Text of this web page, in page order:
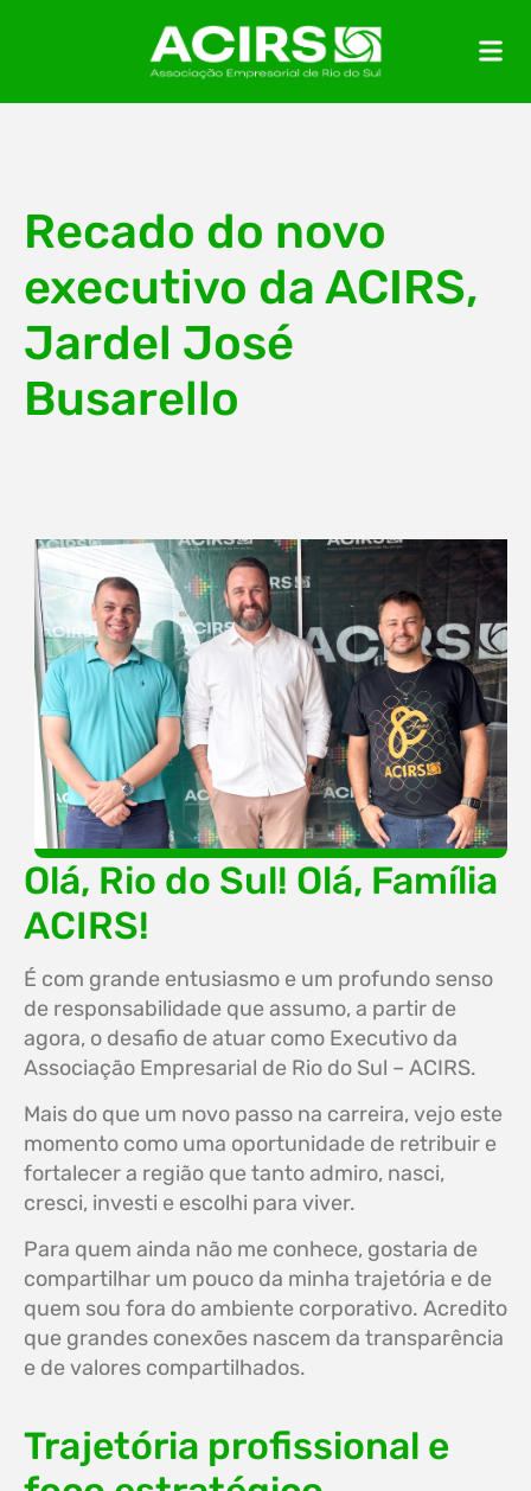
Recado do novo
executivo da ACIRS,
Jardel José
Busarello
Olá, Rio do Sul! Olá, Família
ACIRS!
É com grande entusiasmo e um profundo senso
de responsabilidade que assumo, a partir de
agora, o desafio de atuar como Executivo da
Associação Empresarial de Rio do Sul – ACIRS.
Mais do que um novo passo na carreira, vejo este
momento como uma oportunidade de retribuir e
fortalecer a região que tanto admiro, nasci,
cresci, investi e escolhi para viver.
Para quem ainda não me conhece, gostaria de
compartilhar um pouco da minha trajetória e de
quem sou fora do ambiente corporativo. Acredito
que grandes conexões nascem da transparência
e de valores compartilhados.
Trajetória profissional e